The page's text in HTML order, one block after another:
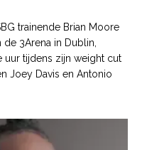
trainende Brian Moore
3Arena in Dublin,
uur tijdens zijn weight cut
Joey Davis en Antonio